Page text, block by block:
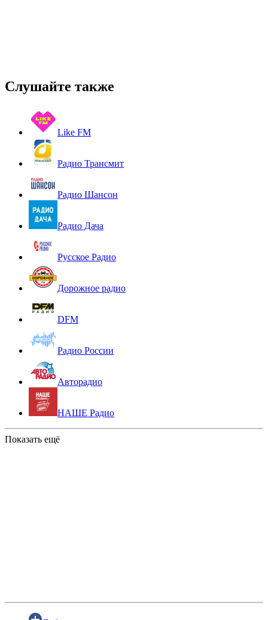
Слушайте также
Like FM
Радио Трансмит
Радио Шансон
Радио Дача
Русское Радио
Дорожное радио
DFM
Радио России
Авторадио
НАШЕ Радио
Показать ещё